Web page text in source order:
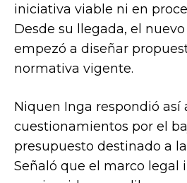
iniciativa viable ni en
Desde su llegada, el
empezó a diseñar
normativa vigente.
Niquen Inga respondió así
cuestionamientos por el
presupuesto destinado a
Señaló que el marco legal